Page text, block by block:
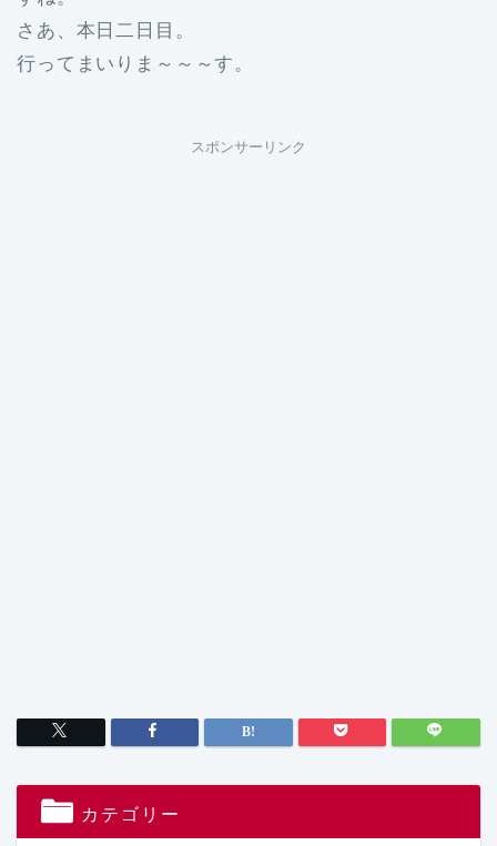
さあ、本日二日目。
行ってまいりま～～～す。
スポンサーリンク
カテゴリー